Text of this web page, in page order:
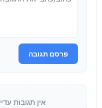
פרסם תגובה
אין תגובות